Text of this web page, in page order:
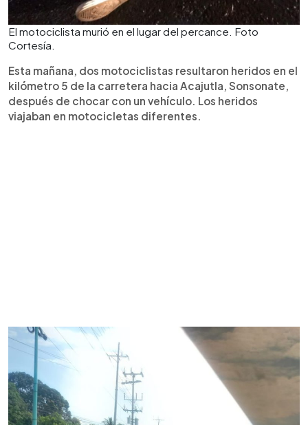
El motociclista murió en el lugar del percance. Foto
Cortesía.
Esta mañana, dos motociclistas resultaron heridos en el
kilómetro 5 de la carretera hacia Acajutla, Sonsonate,
después de chocar con un vehículo. Los heridos
viajaban en motocicletas diferentes.